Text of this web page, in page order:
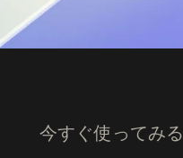
今すぐ使ってみる